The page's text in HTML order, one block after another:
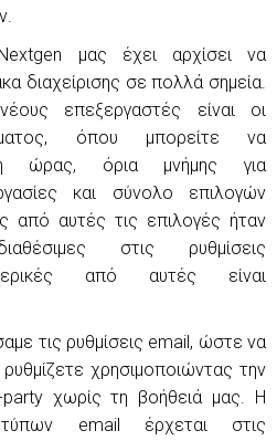
μας έχει αρχίσει να
διαχείρισης σε πολλά σημεία.
επεξεργαστές είναι οι
όπου μπορείτε να
ώρας, όρια μνήμης για
και σύνολο επιλογών
από αυτές τις επιλογές ήταν
στις ρυθμίσεις
από αυτές είναι
τις ρυθμίσεις email, ώστε να
χρησιμοποιώντας την
χωρίς τη βοήθειά μας. Η
email έρχεται στις